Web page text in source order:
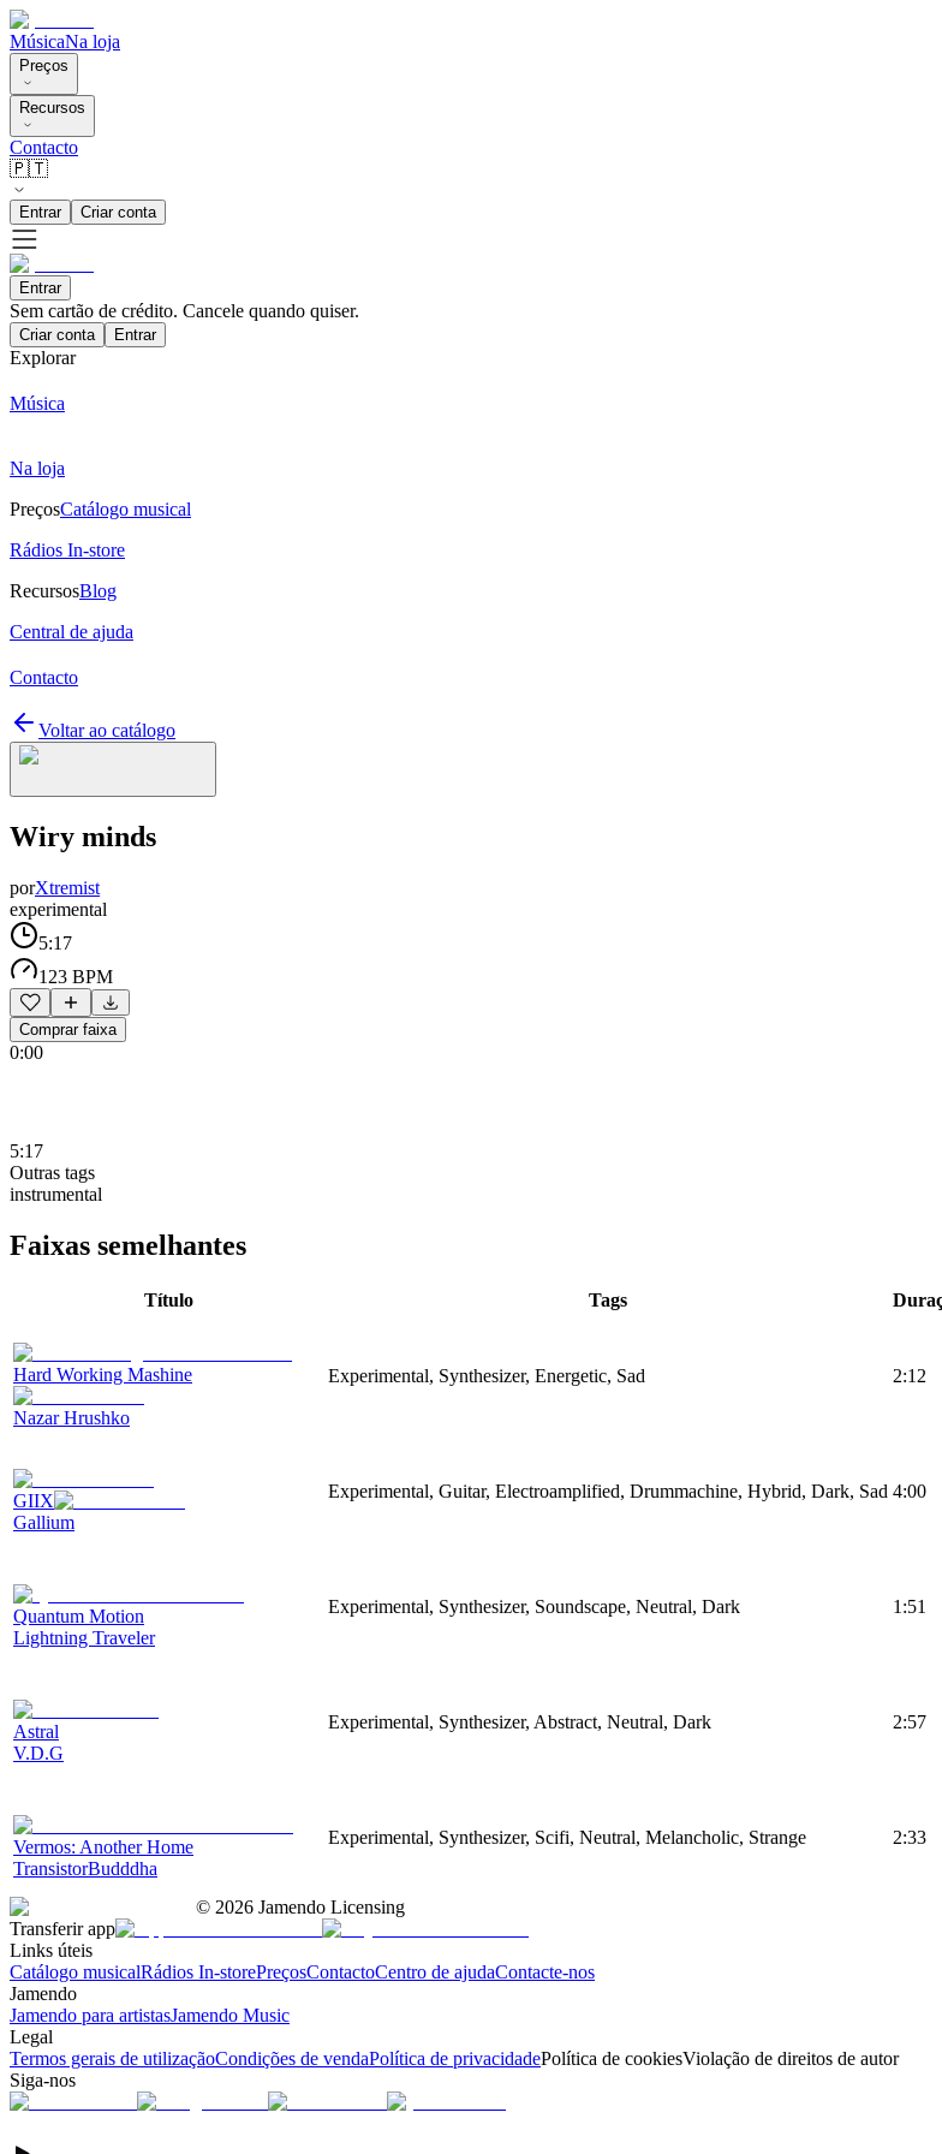
MúsicaNa loja
Preços
Recursos
Contacto
🇵🇹
Entrar Criar conta
Entrar
Sem cartão de crédito. Cancele quando quiser.
Criar conta Entrar
Explorar
Música
Na loja
PreçosCatálogo musical
Rádios In-store
RecursosBlog
Central de ajuda
Contacto
Voltar ao catálogo
Wiry minds
porXtremist
experimental
5:17
123 BPM
Comprar faixa
0:00
5:17
Outras tags
instrumental
Faixas semelhantes
Título Tags
Hard Working Mashine
Nazar Hrushko
Experimental, Synthesizer, Energetic, Sad 2:12
GIIX
Gallium
Experimental, Guitar, Electroamplified, Drummachine, Hybrid, Dark, Sad 4:00
Quantum Motion
Lightning Traveler
Experimental, Synthesizer, Soundscape, Neutral, Dark 1:51
Astral
V.D.G
Experimental, Synthesizer, Abstract, Neutral, Dark 2:57
Vermos: Another Home
TransistorBudddha
Experimental, Synthesizer, Scifi, Neutral, Melancholic, Strange 2:33
© 2026 Jamendo Licensing
Transferir app
Links úteis
Catálogo musicalRádios In-storePreçosContactoCentro de ajudaContacte-nos
Jamendo
Jamendo para artistasJamendo Music
Legal
Termos gerais de utilizaçãoCondições de vendaPolítica de privacidadePolítica de cookiesViolação de direitos de autor
Siga-nos